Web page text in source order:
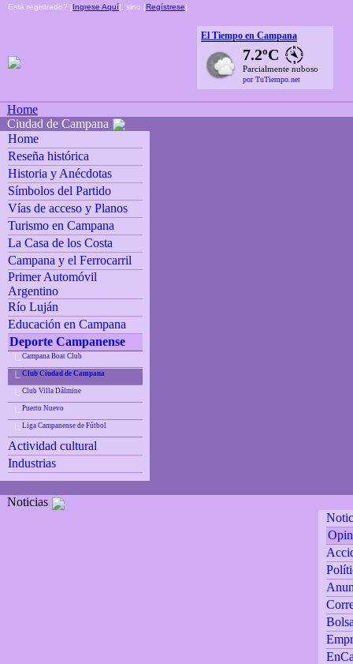
Está registrado? [Ingrese Aquí], sino [Regístrese]
El Tiempo en Campana
7.2ºC
Parcialmente nuboso
por TuTiempo.net
Home
Ciudad de Campana
Home
Reseña histórica
Historia y Anécdotas
Símbolos del Partido
Vías de acceso y Planos
Turismo en Campana
La Casa de los Costa
Campana y el Ferrocarril
Primer Automóvil
Argentino
Río Luján
Educación en Campana
Deporte Campanense
Campana Boat Club
Club Ciudad de Campana
Club Villa Dálmine
Puerto Nuevo
Liga Campanense de Fútbol
Actividad cultural
Industrias
Noticias